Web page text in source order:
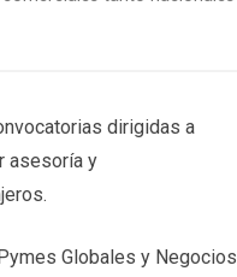
dirigidas a
asesoría y
Globales y Negocios